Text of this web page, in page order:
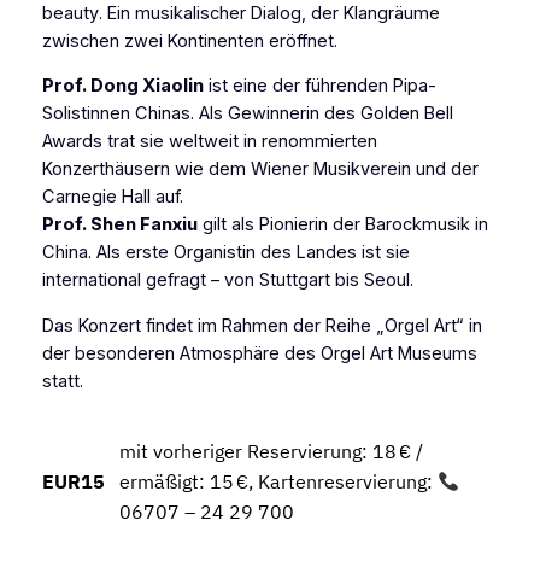
beauty. Ein musikalischer Dialog, der Klangräume
zwischen zwei Kontinenten eröffnet.
Prof. Dong Xiaolinist eine der führenden Pipa-
Solistinnen Chinas. Als Gewinnerin des Golden Bell
Awards trat sie weltweit in renommierten
Konzerthäusern wie dem Wiener Musikverein und der
Carnegie Hall auf.
Prof. Shen Fanxiugilt als Pionierin der Barockmusik in
China. Als erste Organistin des Landes ist sie
international gefragt – von Stuttgart bis Seoul.
Das Konzert findet im Rahmen der Reihe „Orgel Art“ in
der besonderen Atmosphäre des Orgel Art Museums
statt.
EUR15
mit vorheriger Reservierung: 18 € /
ermäßigt: 15 €, Kartenreservierung:
06707 – 24 29 700